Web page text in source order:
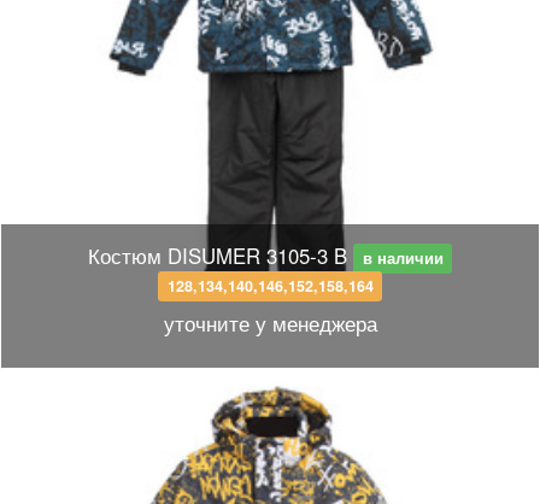
Костюм DISUMER 3105-3 B
в наличии
128,134,140,146,152,158,164
уточните у менеджера